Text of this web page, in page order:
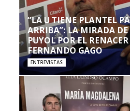
“LA U TIENE PLANTEL
ARRIBA”: LA MIRADA
PUYOL POR EL
FERNANDO GAGO
ENTREVISTAS